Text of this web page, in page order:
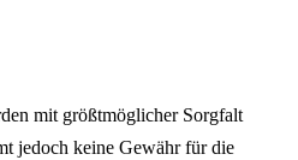
mit größtmöglicher Sorgfalt
jedoch keine Gewähr für die